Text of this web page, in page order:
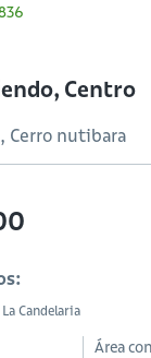
Centro
Cerro nutibara
La Candelaria
Área